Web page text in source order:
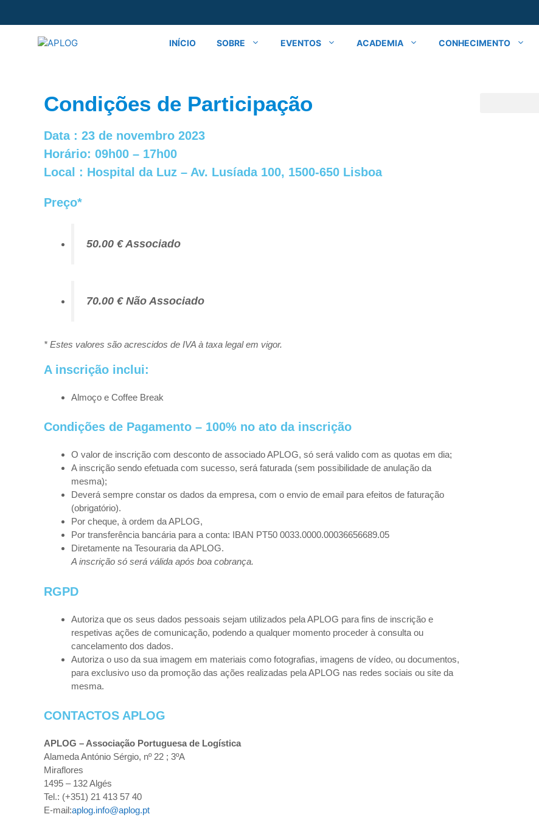
INÍCIO SOBRE EVENTOS ACADEMIA CONHECIMENTO
Condições de Participação
Data : 23 de novembro 2023
Horário: 09h00 – 17h00
Local : Hospital da Luz – Av. Lusíada 100, 1500-650 Lisboa
Preço*
50.00 € Associado
70.00 € Não Associado
* Estes valores são acrescidos de IVA à taxa legal em vigor.
A inscrição inclui:
Almoço e Coffee Break
Condições de Pagamento – 100% no ato da inscrição
O valor de inscrição com desconto de associado APLOG, só será valido com as quotas em dia;
A inscrição sendo efetuada com sucesso, será faturada (sem possibilidade de anulação da
mesma);
Deverá sempre constar os dados da empresa, com o envio de email para efeitos de faturação
(obrigatório).
Por cheque, à ordem da APLOG,
Por transferência bancária para a conta: IBAN PT50 0033.0000.00036656689.05
Diretamente na Tesouraria da APLOG.
A inscrição só será válida após boa cobrança.
RGPD
Autoriza que os seus dados pessoais sejam utilizados pela APLOG para fins de inscrição e
respetivas ações de comunicação, podendo a qualquer momento proceder à consulta ou
cancelamento dos dados.
Autoriza o uso da sua imagem em materiais como fotografias, imagens de vídeo, ou documentos,
para exclusivo uso da promoção das ações realizadas pela APLOG nas redes sociais ou site da
mesma.
CONTACTOS APLOG
APLOG – Associação Portuguesa de Logística
Alameda António Sérgio, nº 22 ; 3ºA
Miraflores
1495 – 132 Algés
Tel.: (+351) 21 413 57 40
E-mail:aplog.info@aplog.pt